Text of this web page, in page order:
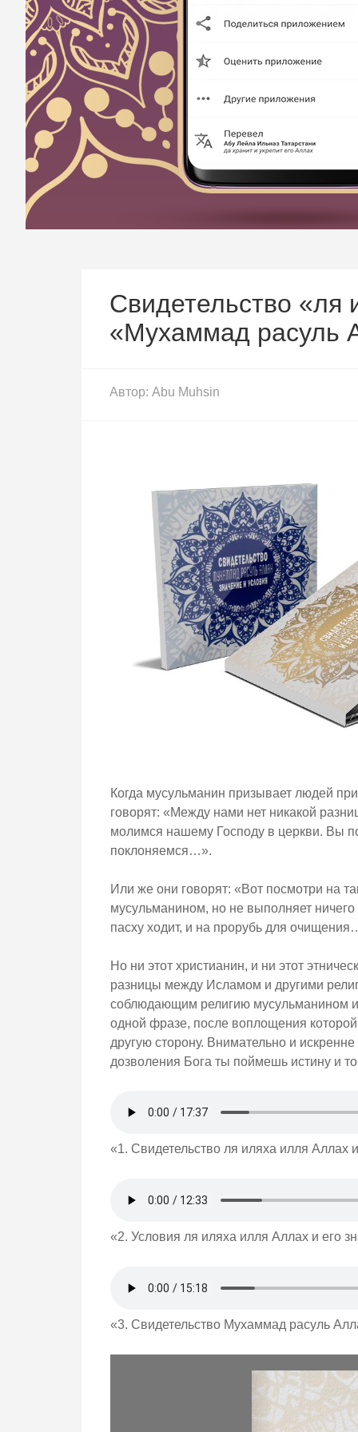
Свидетельство «ля
«Мухаммад расуль
Автор: Abu Muhsin
Когда мусульманин призывает людей
говорят: «Между нами нет никакой
молимся нашему Господу в церкви. Вы
поклоняемся…».
Или же они говорят: «Вот посмотри на
мусульманином, но не выполняет
пасху ходит, и на прорубь для
Но ни этот христианин, и ни этот
разницы между Исламом и другими
соблюдающим религию мусульманином
одной фразе, после воплощения
другую сторону. Внимательно и
дозволения Бога ты поймешь истину и
«1. Свидетельство ля иляха илля Аллах
«2. Условия ля иляха илля Аллах и его
«3. Свидетельство Мухаммад расуль